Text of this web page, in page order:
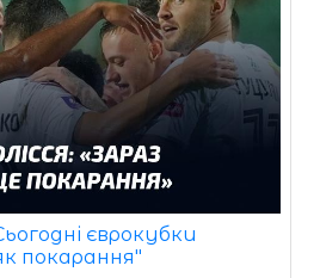
єврокубки
покарання"